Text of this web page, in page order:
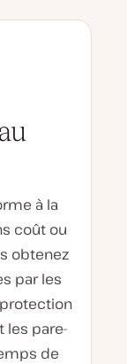
à la
coût ou
obtenez
par les
les pare-
de